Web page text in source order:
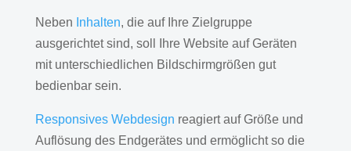
Neben Inhalten, die auf Ihre Zielgruppe
ausgerichtet sind, soll Ihre Website auf Geräten
mit unterschiedlichen Bildschirmgrößen gut
bedienbar sein.
Responsives Webdesign reagiert auf Größe und
Auflösung des Endgerätes und ermöglicht so die